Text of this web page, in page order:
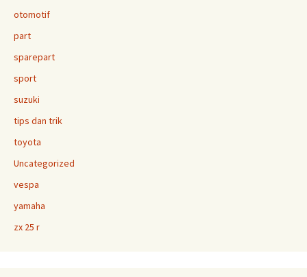
otomotif
part
sparepart
sport
suzuki
tips dan trik
toyota
Uncategorized
vespa
yamaha
zx 25 r